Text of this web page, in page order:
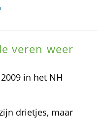
veren weer
in het NH
drietjes, maar